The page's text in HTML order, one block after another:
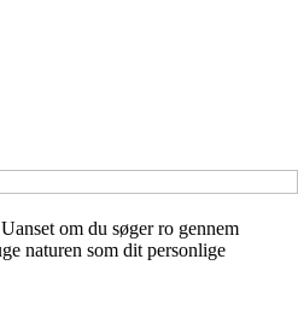
om du søger ro gennem
naturen som dit personlige